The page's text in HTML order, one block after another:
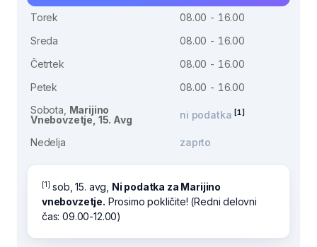
Torek
08.00 - 16.00
Sreda
08.00 - 16.00
Četrtek
08.00 - 16.00
Petek
08.00 - 16.00
Sobota, Marijino
Vnebovzetje, 15. Avg
ni podatka [1]
Nedelja zaprto
[1] sob, 15. avg, Ni podatka za Marijino
vnebovzetje. Prosimo pokličite! (Redni delovni
čas: 09.00-12.00)